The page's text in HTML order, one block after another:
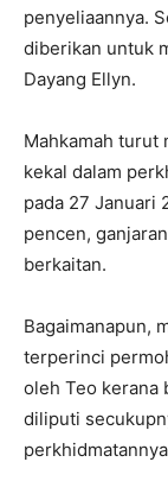
penyeliaannya.
diberikan untuk
Dayang Ellyn.
Mahkamah turut
kekal dalam
pada 27 Januari
pencen,
berkaitan.
Bagaimanapun,
terperinci
oleh Teo kerana
diliputi